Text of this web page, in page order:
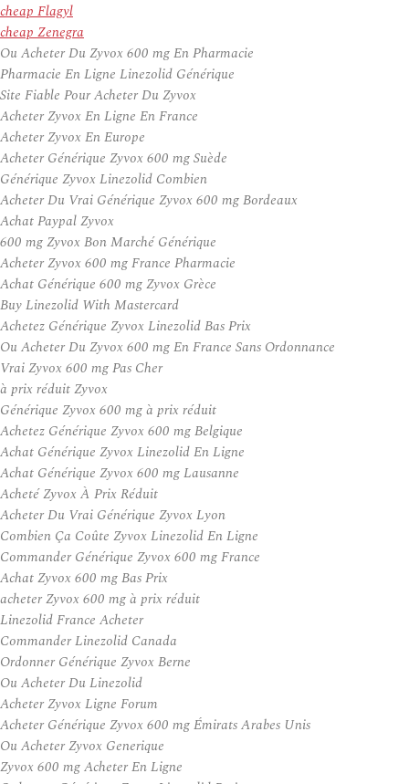
cheap Flagyl
cheap Zenegra
Ou Acheter Du Zyvox 600 mg En Pharmacie
Pharmacie En Ligne Linezolid Générique
Site Fiable Pour Acheter Du Zyvox
Acheter Zyvox En Ligne En France
Acheter Zyvox En Europe
Acheter Générique Zyvox 600 mg Suède
Générique Zyvox Linezolid Combien
Acheter Du Vrai Générique Zyvox 600 mg Bordeaux
Achat Paypal Zyvox
600 mg Zyvox Bon Marché Générique
Acheter Zyvox 600 mg France Pharmacie
Achat Générique 600 mg Zyvox Grèce
Buy Linezolid With Mastercard
Achetez Générique Zyvox Linezolid Bas Prix
Ou Acheter Du Zyvox 600 mg En France Sans Ordonnance
Vrai Zyvox 600 mg Pas Cher
à prix réduit Zyvox
Générique Zyvox 600 mg à prix réduit
Achetez Générique Zyvox 600 mg Belgique
Achat Générique Zyvox Linezolid En Ligne
Achat Générique Zyvox 600 mg Lausanne
Acheté Zyvox À Prix Réduit
Acheter Du Vrai Générique Zyvox Lyon
Combien Ça Coûte Zyvox Linezolid En Ligne
Commander Générique Zyvox 600 mg France
Achat Zyvox 600 mg Bas Prix
acheter Zyvox 600 mg à prix réduit
Linezolid France Acheter
Commander Linezolid Canada
Ordonner Générique Zyvox Berne
Ou Acheter Du Linezolid
Acheter Zyvox Ligne Forum
Acheter Générique Zyvox 600 mg Émirats Arabes Unis
Ou Acheter Zyvox Generique
Zyvox 600 mg Acheter En Ligne